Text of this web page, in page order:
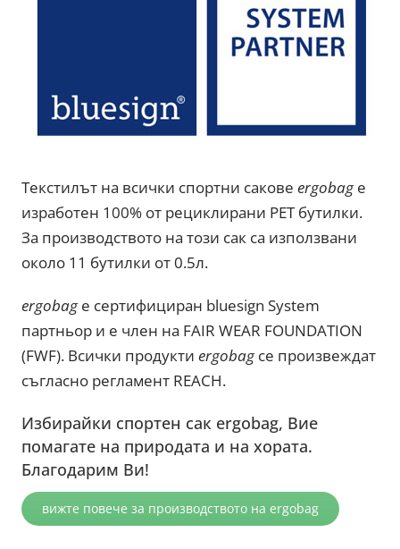
Текстилът на всички спортни саковеergobagе
изработен 100% от рециклирани PET бутилки.
За производството на този сак са използвани
около 11 бутилки от 0.5л.
ergobagе сертифициран bluesign System
партньор и е член на FAIR WEAR FOUNDATION
(FWF). Всички продуктиergobagсе произвеждат
съгласно регламент REACH.
Избирайки спортен сак ergobag, Вие
помагате на природата и на хората.
Благодарим Ви!
вижте повече за производството на ergobag